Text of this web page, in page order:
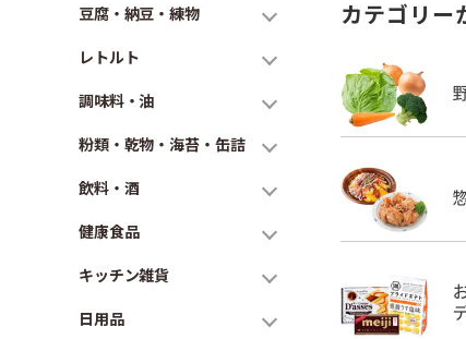
豆腐・納豆・練物
レトルト
調味料・油
粉類・乾物・海苔・缶詰
飲料・酒
健康食品
キッチン雑貨
日用品
カテゴリー